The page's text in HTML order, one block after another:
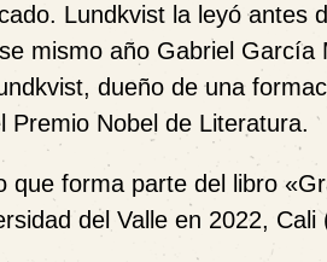
Lundkvist l a leyó antes
mismo año Gabriel García
dueño de una
Nobel de Literatura.
forma parte del libro
del Valle en 2022, Cali